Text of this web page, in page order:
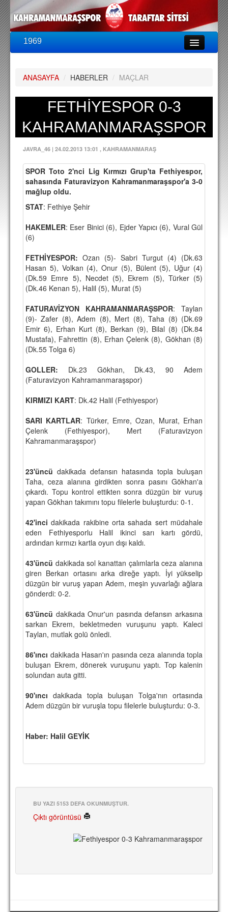
1969
PUAN DURUMU
FİKSTÜR
A TAKIM KADROSU
TEKNİK KADRO
TRANSFERLER
TARAFTAR
BİLETLER
DEPLASMAN
LİSANSLI ÜRÜNLER
MULTİMEDYA
FOTOĞRAF & VİDEOLAR
MARŞ & TEZAHÜRATLAR
KULÜP
AMBLEM
SPOR TESİSLERİ
SPONSORLAR
BASINDAN
KUPA MAÇLARI
ESKi BAŞKANLAR
ESKİ HOCALAR
HAKKIMIZDA
MİSYON
İRTİBAT
REKLAM YAYINI
ANASAYFA / HABERLER / MAÇLAR
FETHİYESPOR 0-3
KAHRAMANMARAŞSPOR
JAVRA_46 | 24.02.2013 13:01 , KAHRAMANMARAŞ
SPOR Toto 2'nci Lig Kırmızı Grup'ta Fethiyespor,
sahasında Faturavizyon Kahramanmaraşspor'a 3-0
mağlup oldu.
STAT: Fethiye Şehir
HAKEMLER: Eser Binici (6), Ejder Yapıcı (6), Vural Gül
(6)
FETHİYESPOR: Ozan (5)- Sabri Turgut (4) (Dk.63
Hasan 5), Volkan (4), Onur (5), Bülent (5), Uğur (4)
(Dk.59 Emre 5), Necdet (5), Ekrem (5), Türker (5)
(Dk.46 Kenan 5), Halil (5), Murat (5)
FATURAVİZYON KAHRAMANMARAŞSPOR: Taylan
(9)- Zafer (8), Adem (8), Mert (8), Taha (8) (Dk.69
Emir 6), Erhan Kurt (8), Berkan (9), Bilal (8) (Dk.84
Mustafa), Fahrettin (8), Erhan Çelenk (8), Gökhan (8)
(Dk.55 Tolga 6)
GOLLER: Dk.23 Gökhan, Dk.43, 90 Adem
(Faturavizyon Kahramanmaraşspor)
KIRMIZI KART: Dk.42 Halil (Fethiyespor)
SARI KARTLAR: Türker, Emre, Ozan, Murat, Erhan
Çelenk (Fethiyespor), Mert (Faturavizyon
Kahramanmaraşspor)
23'üncü dakikada defansın hatasında topla buluşan
Taha, ceza alanına girdikten sonra pasını Gökhan'a
çıkardı. Topu kontrol ettikten sonra düzgün bir vuruş
yapan Gökhan takımını topu filelerle buluşturdu: 0-1.
42'inci dakikada rakibine orta sahada sert müdahale
eden Fethiyesporlu Halil ikinci sarı kartı gördü,
ardından kırmızı kartla oyun dışı kaldı.
43'üncü dakikada sol kanattan çalımlarla ceza alanına
giren Berkan ortasını arka direğe yaptı. İyi yükselip
düzgün bir vuruş yapan Adem, meşin yuvarlağı ağlara
gönderdi: 0-2.
63'üncü dakikada Onur'un pasında defansın arkasına
sarkan Ekrem, bekletmeden vuruşunu yaptı. Kaleci
Taylan, mutlak golü önledi.
86'ıncı dakikada Hasan'ın pasında ceza alanında topla
buluşan Ekrem, dönerek vuruşunu yaptı. Top kalenin
solundan auta gitti.
90'ıncı dakikada topla buluşan Tolga'nın ortasında
Adem düzgün bir vuruşla topu filelerle buluşturdu: 0-3.
Haber: Halil GEYİK
BU YAZI 5153 DEFA OKUNMUŞTUR.
Çıktı görüntüsü